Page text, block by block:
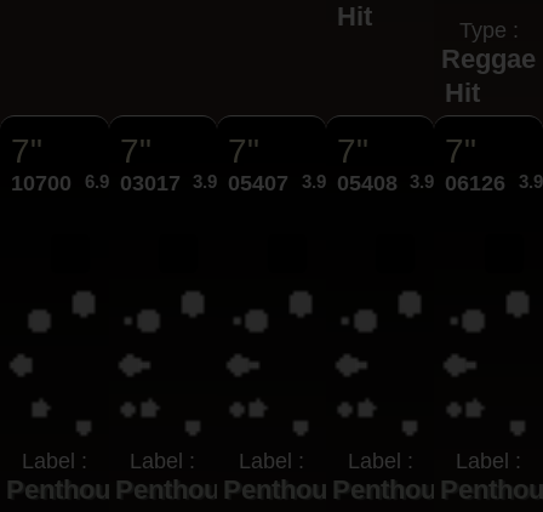
Hit
Type :
Reggae
Hit
7"
10700 6.95€
Label :
Penthouse
7"
03017 3.95€
Label :
Penthouse
7"
05407 3.95€
Label :
Penthouse
7"
05408 3.95€
Label :
Penthouse
7"
06126
Label :